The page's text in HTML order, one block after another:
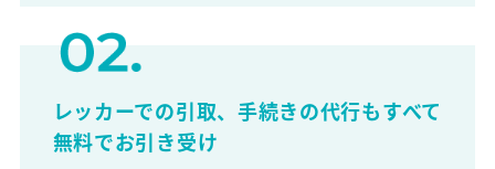
レッカーでの引取、手続きの代行もすべて
無料でお引き受け